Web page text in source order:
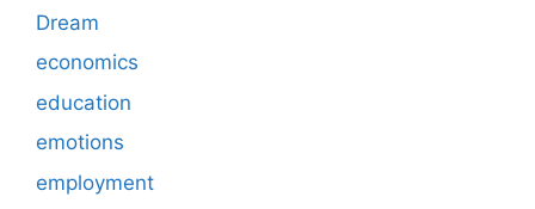
Dream
economics
education
emotions
employment